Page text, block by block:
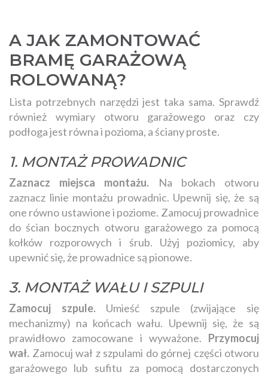
A JAK ZAMONTOWAĆ
BRAMĘ GARAŻOWĄ
ROLOWANĄ?
Lista potrzebnych narzędzi jest taka sama. Sprawdź
również wymiary otworu garażowego oraz czy
podłoga jest równa i pozioma, a ściany proste.
1. MONTAŻ PROWADNIC
Zaznacz miejsca montażu.
Na bokach otworu
zaznacz linie montażu prowadnic. Upewnij się, że są
one równo ustawione i poziome. Zamocuj prowadnice
do ścian bocznych otworu garażowego za pomocą
kołków rozporowych i śrub. Użyj poziomicy, aby
upewnić się, że prowadnice są pionowe.
3. MONTAŻ WAŁU I SZPULI
Zamocuj szpule. Umieść szpule (zwijające się
mechanizmy) na końcach wału. Upewnij się, że są
prawidłowo zamocowane i wyważone. Przymocuj
wał. Zamocuj wał z szpulami do górnej części otworu
garażowego lub sufitu za pomocą dostarczonych